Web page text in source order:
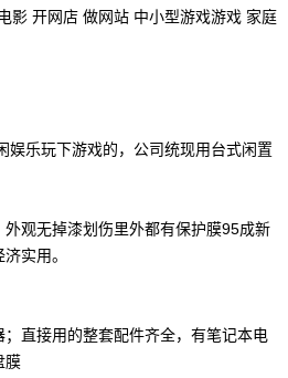
影 开网店 做网站 中小型游戏游戏 家庭
娱乐玩下游戏的，公司统现用台式闲置
观无掉漆划伤里外都有保护膜95成新
实用。
直接用的整套配件齐全，有笔记本电
膜